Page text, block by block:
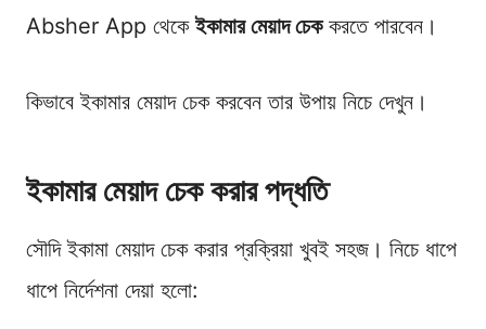
Absher App থেকেইকামার মেয়াদ চেককরতে পারবেন।
কিভাবে ইকামার মেয়াদ চেক করবেন তার উপায় নিচে দেখুন।
ইকামার মেয়াদ চেক করার পদ্ধতি
সৌদি ইকামা মেয়াদ চেক করার প্রক্রিয়া খুবই সহজ। নিচে ধাপে
ধাপে নির্দেশনা দেয়া হলো: